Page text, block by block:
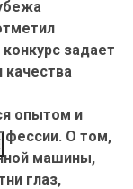
задает
качества
опытом и
О том,
машины,
глаз,